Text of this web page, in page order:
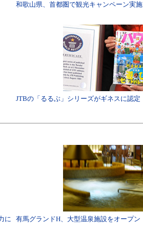
和歌山県、首都圏で観光キャンペーン実施
JTBの「るるぶ」シリーズがギネスに認定
に 有馬グランドH、大型温泉施設をオープン